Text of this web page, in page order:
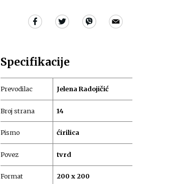
Specifikacije
Prevodilac Jelena Radojičić
Broj strana 14
Pismo ćirilica
Povez tvrd
Format 200 x 200